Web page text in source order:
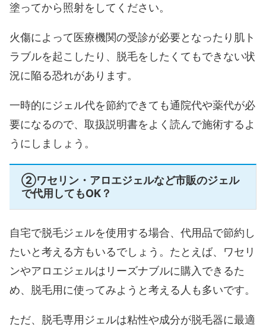
塗ってから照射をしてください。
火傷によって医療機関の受診が必要となったり肌ト
ラブルを起こしたり、脱毛をしたくてもできない状
況に陥る恐れがあります。
一時的にジェル代を節約できても通院代や薬代が必
要になるので、取扱説明書をよく読んで施術するよ
うにしましょう。
②ワセリン・アロエジェルなど市販のジェル
で代用してもOK？
自宅で脱毛ジェルを使用する場合、代用品で節約し
たいと考える方もいるでしょう。たとえば、ワセリ
ンやアロエジェルはリーズナブルに購入できるた
め、脱毛用に使ってみようと考える人も多いです。
ただ、脱毛専用ジェルは粘性や成分が脱毛器に最適